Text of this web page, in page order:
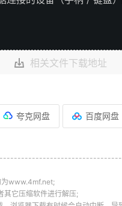
相关文件下载地址
夸克网盘 百度网盘
为www.4mf.net;
其它压缩软件进行解压;